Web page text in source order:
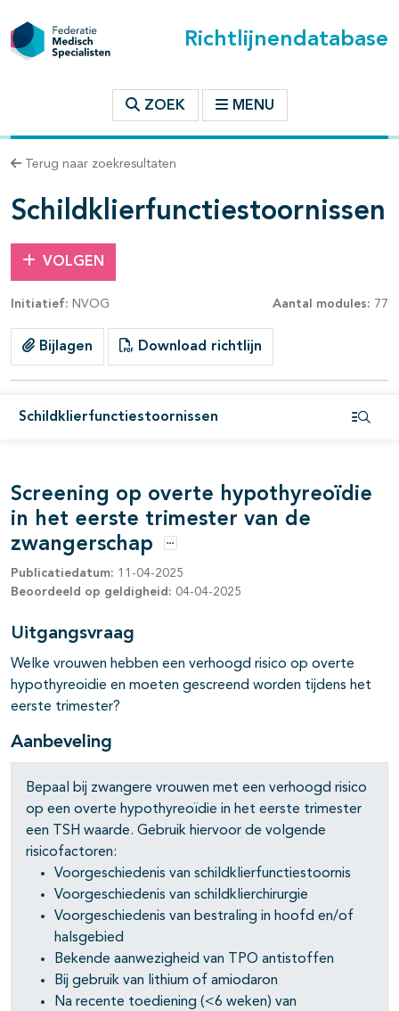
Richtlijnendatabase
ZOEK MENU
Terug naar zoekresultaten
Schildklierfunctiestoornissen
VOLGEN
Initiatief: NVOG Aantal modules: 77
Bijlagen Download richtlijn
Schildklierfunctiestoornissen
binnen deze richtlijn
open- en dichtklappen
open- en dichtklappen
open- en dichtklappen
open- en dichtklappen
open- en dichtklappen
open- en dichtklappen
open- en dichtklappen
Screening op overte hypothyreoïdie
in het eerste trimester van de
zwangerschap
Opties
Publicatiedatum: 11-04-2025
Beoordeeld op geldigheid: 04-04-2025
Uitgangsvraag
Welke vrouwen hebben een verhoogd risico op overte
hypothyreoidie en moeten gescreend worden tijdens het
eerste trimester?
Aanbeveling
Bepaal bij zwangere vrouwen met een verhoogd risico
op een overte hypothyreoïdie in het eerste trimester
een TSH waarde. Gebruik hiervoor de volgende
risicofactoren:
Voorgeschiedenis van schildklierfunctiestoornis
Voorgeschiedenis van schildklierchirurgie
Voorgeschiedenis van bestraling in hoofd en/of
halsgebied
Bekende aanwezigheid van TPO antistoffen
Bij gebruik van lithium of amiodaron
Na recente toediening (<6 weken) van